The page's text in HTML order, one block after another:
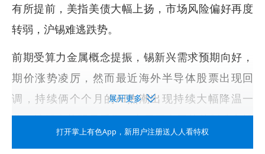
有所提前，美指美债大幅上扬，市场风险偏好再度
转弱，沪锡难逃跌势。
前期受算力金属概念提振，锡新兴需求预期向好，
期价涨势凌厉，然而最近海外半导体股票出现回
调，持续俩个个月的AI热潮出现持续大幅降温一
幕，沪锡走势明显受累。上周四由于芯片制造商博
通营收未达预期，美股纳指就出现回调一幕，不过
展开更多
打开掌上有色App ，新用户注册送人人看特权